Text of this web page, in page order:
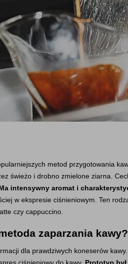
metod przygotowania
świeżo i drobno zmielone ziarna.
intensywny aromat i
w ekspresie ciśnieniowym. Ten
czy cappuccino.
zaparzania kawy?
dla prawdziwych koneserów
ciśnieniowy do kawy. Prototyp